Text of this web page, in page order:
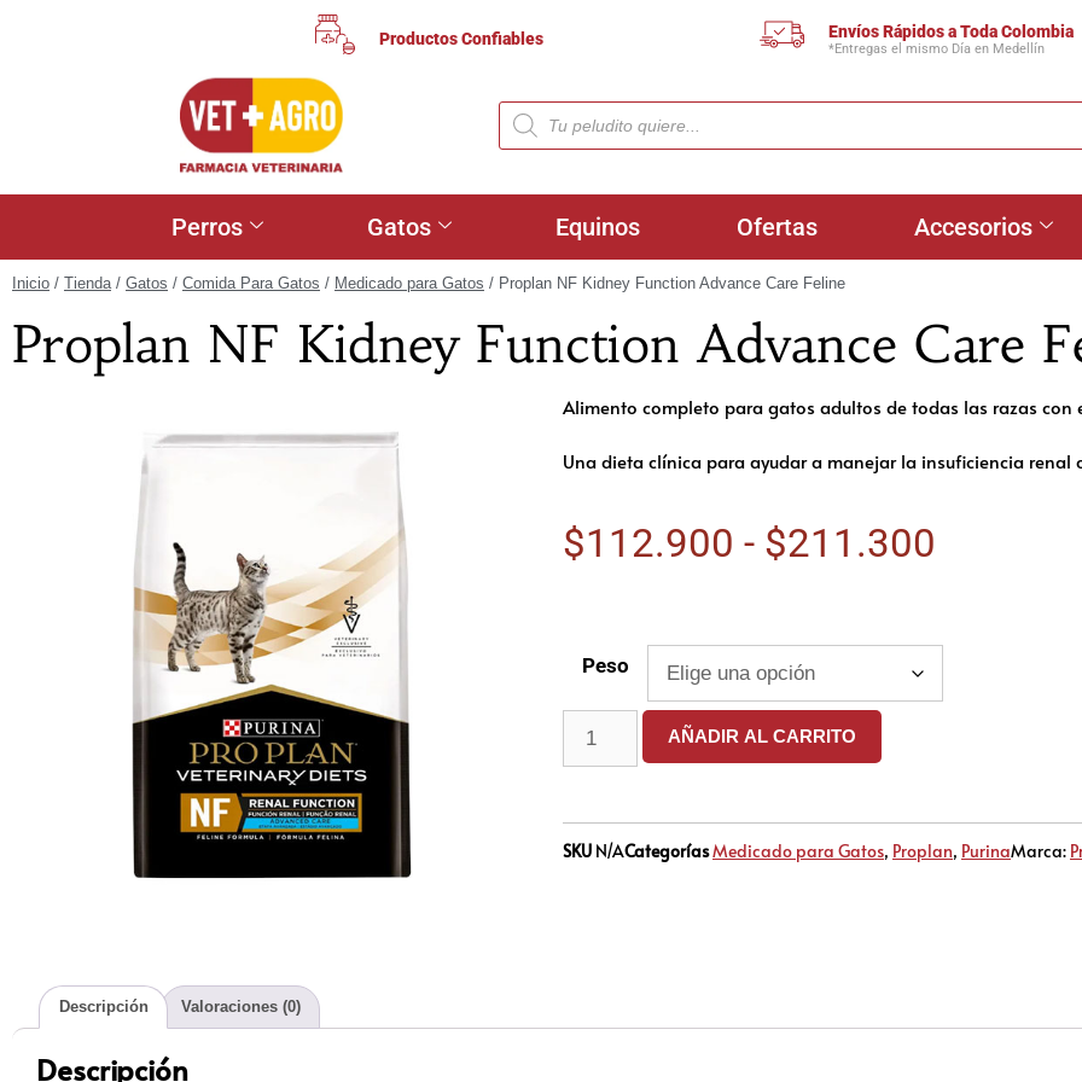
Productos Confiables Envíos Rápidos a Toda Colombia
*Entregas el mismo Día en Medellín
Perros Gatos Equinos Ofertas Accesorios
Inicio / Tienda/ Gatos / Comida Para Gatos / Medicado para Gatos / Proplan NF Kidney Function Advance Care Feline
Proplan NF Kidney Function Advance Care
Alimento completo para gatos adultos de todas las razas con
Una dieta clínica para ayudar a manejar la insuficiencia renal
$112.900 - $211.300
Peso
AÑADIR AL CARRITO
SKU N/ACategoríasMedicado para Gatos, Proplan, PurinaMarca:
Descripción Valoraciones (0)
Descripción